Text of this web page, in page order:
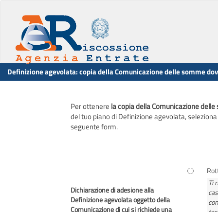
Definizione agevolata: copia della Comunicazione delle somme
Per ottenere la copia della Comunicazione
del tuo piano di Definizione agevolata,
seguente form.
Dichiarazione di adesione alla
Definizione agevolata oggetto della
Comunicazione di cui si richiede una
Ti